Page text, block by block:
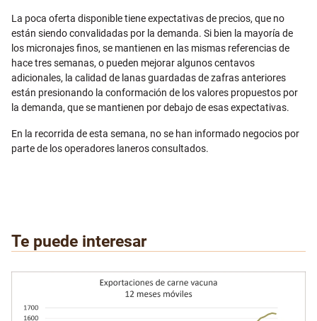
La poca oferta disponible tiene expectativas de precios, que no
están siendo convalidadas por la demanda. Si bien la mayoría de
los micronajes finos, se mantienen en las mismas referencias de
hace tres semanas, o pueden mejorar algunos centavos
adicionales, la calidad de lanas guardadas de zafras anteriores
están presionando la conformación de los valores propuestos por
la demanda, que se mantienen por debajo de esas expectativas.
En la recorrida de esta semana, no se han informado negocios por
parte de los operadores laneros consultados.
Te puede interesar